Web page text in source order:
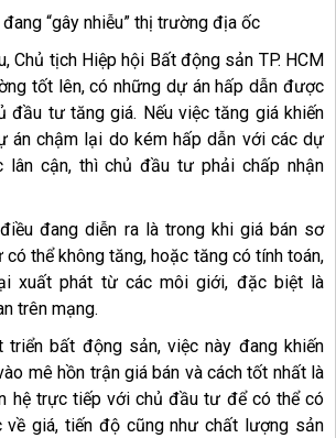
Chủ tịch Hiệp hội Bất động sản TP. HCM
tốt lên, có những dự án hấp dẫn được
đầu tư tăng giá. Nếu việc tăng giá khiến
án chậm lại do kém hấp dẫn với các dự
lân cận, thì chủ đầu tư phải chấp nhận
đang diễn ra là trong khi giá bán sơ
thể không tăng, hoặc tăng có tính toán,
xuất phát từ các môi giới, đặc biệt là
trên mạng.
triển bất động sản, việc này đang khiến
mê hồn trận giá bán và cách tốt nhất là
hệ trực tiếp với chủ đầu tư để có thể có
về giá, tiến độ cũng như chất lượng sản